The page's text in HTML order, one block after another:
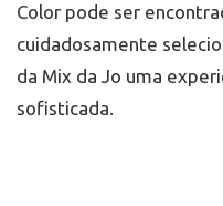
Color pode ser
cuidadosamente
da Mix da Jo uma
sofisticada.